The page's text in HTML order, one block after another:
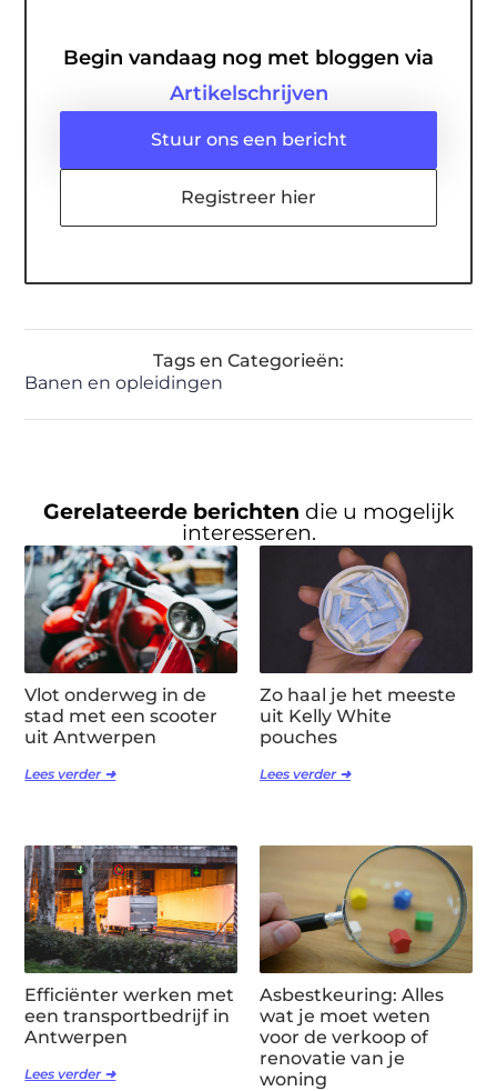
Begin vandaag nog met bloggen via
Artikelschrijven
Stuur ons een bericht
Registreer hier
Tags en Categorieën:
Banen en opleidingen
Gerelateerde berichten die u mogelijk
interesseren.
Vlot onderweg in de
stad met een scooter
uit Antwerpen
Lees verder ➜
Zo haal je het meeste
uit Kelly White
pouches
Lees verder ➜
Efficiënter werken met
een transportbedrijf in
Antwerpen
Lees verder ➜
Asbestkeuring: Alles
wat je moet weten
voor de verkoop of
renovatie van je
woning